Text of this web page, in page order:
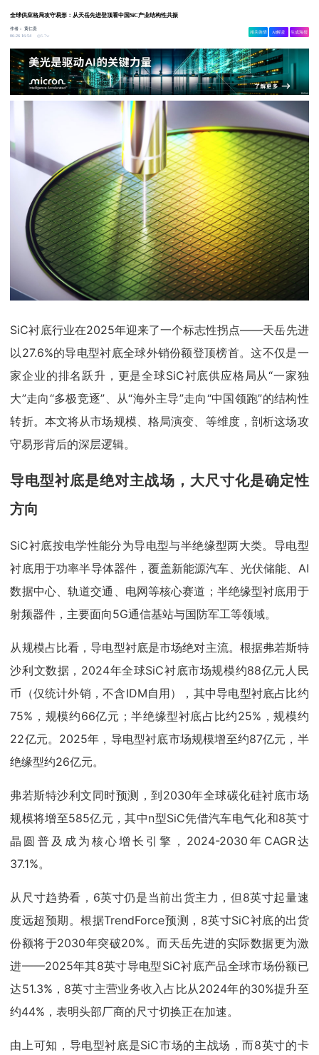
全球供应格局攻守易形：从天岳先进登顶看中国SiC产业结构性共振
作者：黄仁贵
06-26 16:54
5.7w
相关舆情 AI解读 生成海报
SiC衬底行业在2025年迎来了一个标志性拐点——天岳先进
以27.6%的导电型衬底全球外销份额登顶榜首。这不仅是一
家企业的排名跃升，更是全球SiC衬底供应格局从“一家独
大”走向“多极竞逐”、从“海外主导”走向“中国领跑”的结构性
转折。本文将从市场规模、格局演变、等维度，剖析这场攻
守易形背后的深层逻辑。
导电型衬底是绝对主战场，大尺寸化是确定性
方向
SiC衬底按电学性能分为导电型与半绝缘型两大类。导电型
衬底用于功率半导体器件，覆盖新能源汽车、光伏储能、AI
数据中心、轨道交通、电网等核心赛道；半绝缘型衬底用于
射频器件，主要面向5G通信基站与国防军工等领域。
从规模占比看，导电型衬底是市场绝对主流。根据弗若斯特
沙利文数据，2024年全球SiC衬底市场规模约88亿元人民
币（仅统计外销，不含IDM自用），其中导电型衬底占比约
75%，规模约66亿元；半绝缘型衬底占比约25%，规模约
22亿元。2025年，导电型衬底市场规模增至约87亿元，半
绝缘型约26亿元。
弗若斯特沙利文同时预测，到2030年全球碳化硅衬底市场
规模将增至585亿元，其中n型SiC凭借汽车电气化和8英寸
晶圆普及成为核心增长引擎，2024-2030年CAGR达
37.1%。
从尺寸趋势看，6英寸仍是当前出货主力，但8英寸起量速
度远超预期。根据TrendForce预测，8英寸SiC衬底的出货
份额将于2030年突破20%。而天岳先进的实际数据更为激
进——2025年其8英寸导电型SiC衬底产品全球市场份额已
达51.3%，8英寸主营业务收入占比从2024年的30%提升至
约44%，表明头部厂商的尺寸切换正在加速。
由上可知，导电型衬底是SiC市场的主战场，而8英寸的卡